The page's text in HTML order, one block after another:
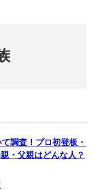
調査！プロ初登板・
・父親はどんな人？